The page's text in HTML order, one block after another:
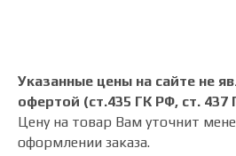
Указанные цены на сайте не
офертой (ст.435 ГК РФ, cт. 437
Цену на товар Вам уточнит
оформлении заказа.